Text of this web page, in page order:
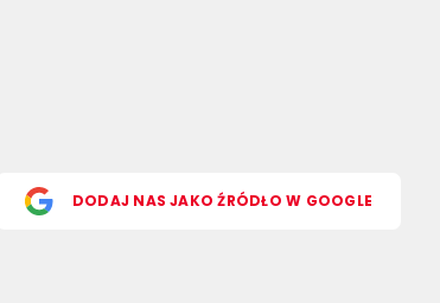
DODAJ NAS JAKO ŹRÓDŁO W GOOGLE